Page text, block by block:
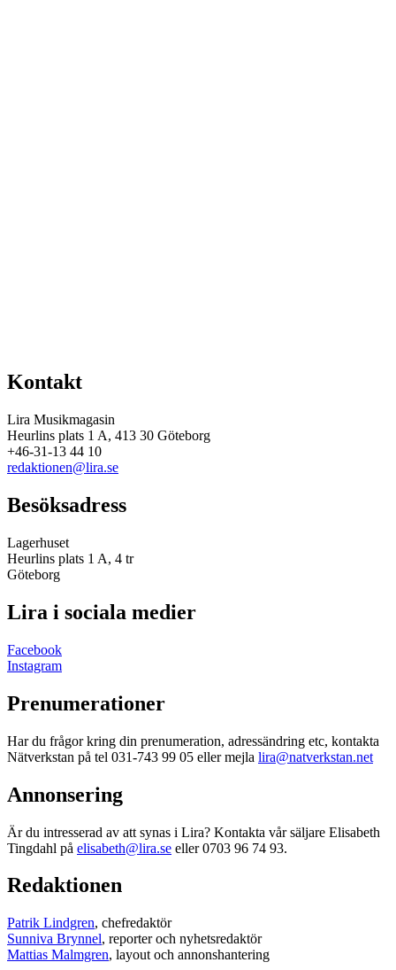
Kontakt
Lira Musikmagasin
Heurlins plats 1 A, 413 30 Göteborg
+46-31-13 44 10
redaktionen@lira.se
Besöksadress
Lagerhuset
Heurlins plats 1 A, 4 tr
Göteborg
Lira i sociala medier
Facebook
Instagram
Prenumerationer
Har du frågor kring din prenumeration, adressändring etc, kontakta
Nätverkstan på tel 031-743 99 05 eller mejla lira@natverkstan.net
Annonsering
Är du intresserad av att synas i Lira? Kontakta vår säljare Elisabeth
Tingdahl på elisabeth@lira.se eller 0703 96 74 93.
Redaktionen
Patrik Lindgren, chefredaktör
Sunniva Brynnel, reporter och nyhetsredaktör
Mattias Malmgren, layout och annonshantering